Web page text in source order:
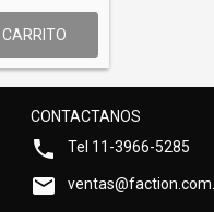
CONTACTANOS
Tel 11-3966-5285